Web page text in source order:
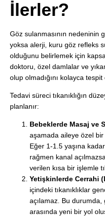
İlerler?
Göz sulanmasının nedeninin
yoksa alerji, kuru göz refleks
olduğunu belirlemek için
doktoru, özel damlalar ve
olup olmadığını kolayca tespit
Tedavi süreci tıkanıklığın
planlanır:
Bebeklerde Masaj ve
aşamada aileye özel bir
Eğer 1-1.5 yaşına
rağmen kanal
verilen kısa bir işlemle
Yetişkinlerde Cerrahi
içindeki tıkanıklıklar
açılamaz. Bu durumda,
arasında yeni bir yol